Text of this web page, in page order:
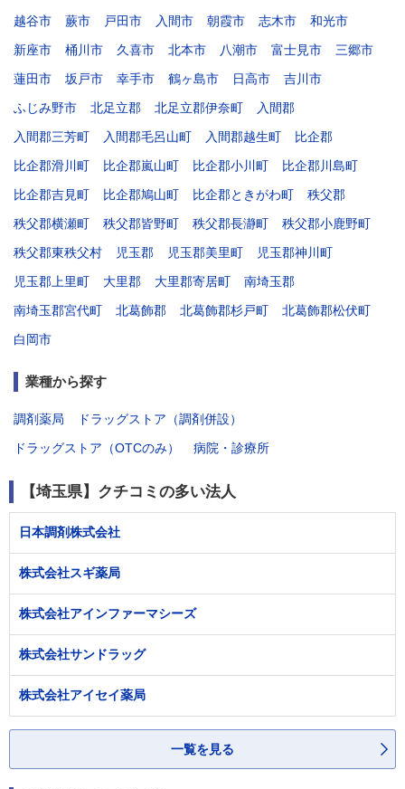
越谷市
蕨市 戸田市 入間市 朝霞市 志木市
和光市
新座市
桶川市 久喜市 北本市 八潮市 富士見市
三郷市
蓮田市
坂戸市 幸手市 鶴ヶ島市 日高市
吉川市
ふじみ野市
北足立郡 北足立郡伊奈町
入間郡
入間郡三芳町
入間郡毛呂山町 入間郡越生町
比企郡
比企郡滑川町
比企郡嵐山町 比企郡小川町
比企郡川島町
比企郡吉見町
比企郡鳩山町 比企郡ときがわ町
秩父郡
秩父郡横瀬町
秩父郡皆野町 秩父郡長瀞町
秩父郡小鹿野町
秩父郡東秩父村
児玉郡 児玉郡美里町
児玉郡神川町
児玉郡上里町
大里郡 大里郡寄居町
南埼玉郡
南埼玉郡宮代町
北葛飾郡 北葛飾郡杉戸町
北葛飾郡松伏町
白岡市
業種から探す
調剤薬局
ドラッグストア（調剤併設）
ドラッグストア（OTCのみ）
病院・診療所
【埼玉県】クチコミの多い法人
日本調剤株式会社
株式会社スギ薬局
株式会社アインファーマシーズ
株式会社サンドラッグ
株式会社アイセイ薬局
一覧を見る